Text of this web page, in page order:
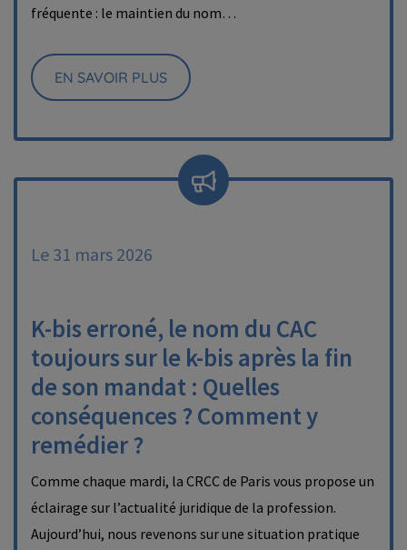
fréquente : le maintien du nom…
EN SAVOIR PLUS
Le 31 mars 2026
K-bis erroné, le nom du CAC
toujours sur le k-bis après la fin
de son mandat : Quelles
conséquences ? Comment y
remédier ?
Comme chaque mardi, la CRCC de Paris vous propose un
éclairage sur l’actualité juridique de la profession.
Aujourd’hui, nous revenons sur une situation pratique